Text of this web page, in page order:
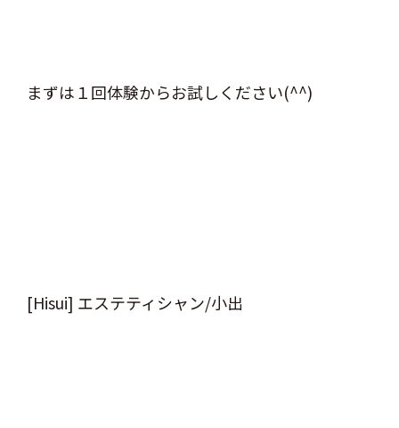
まずは１回体験からお試しください(^^)
[Hisui] エステティシャン/小出